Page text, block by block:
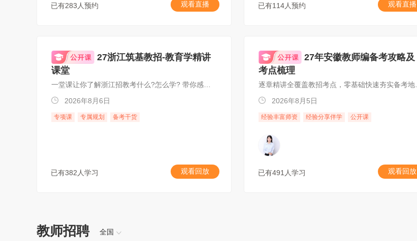
已有283人预约 观看直播 已有114人预约 观看直播
27浙江筑基教招-教育学精讲
课堂
2026年8月6日
专项课 专属规划 备考干货
已有382人学习 观看回放
27年安徽教师编备考攻略及
考点梳理
2026年8月5日
经验丰富师资 经验分享伴学 公开课
已有491人学习 观看回放
教师招聘 全国